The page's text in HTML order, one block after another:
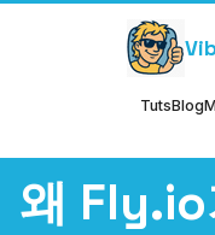
TutsBlog
왜